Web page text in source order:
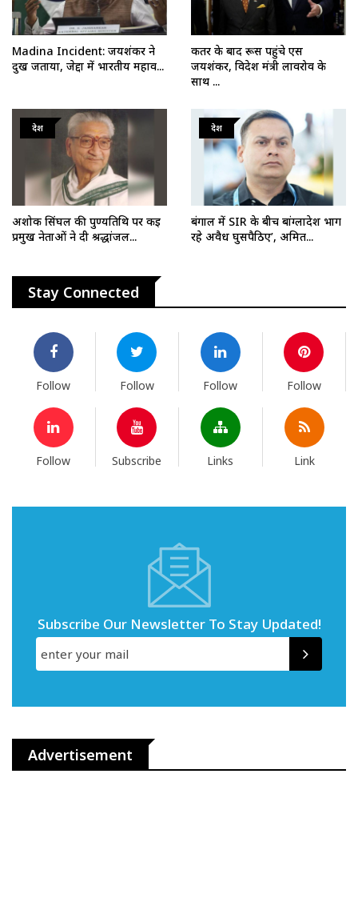
Madina Incident: जयशंकर ने
दुख जताया, जेद्दा में भारतीय महाव...
कतर के बाद रूस पहुंचे एस
जयशंकर, विदेश मंत्री लावरोव के
साथ ...
देश
अशोक सिंघल की पुण्यतिथि पर कई
प्रमुख नेताओं ने दी श्रद्धांजल...
देश
बंगाल में SIR के बीच बांग्लादेश भाग
रहे अवैध घुसपैठिए’, अमित...
Stay Connected
Follow Follow Follow Follow
Follow Subscribe Links Link
Subscribe Our Newsletter To Stay Updated!
Advertisement